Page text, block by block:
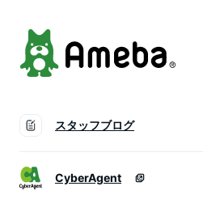
スタッフブログ
CyberAgent